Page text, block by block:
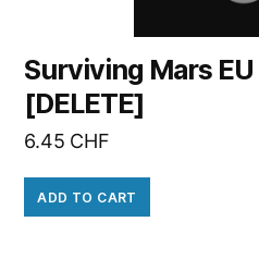
Surviving Mars EU
[DELETE]
6.45 CHF
ADD TO CART